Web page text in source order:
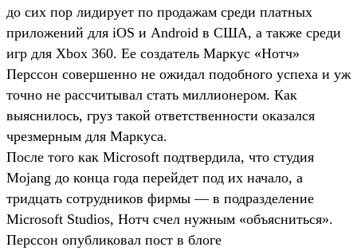
до сих пор лидирует по продажам среди платных
приложений для iOS и Android в США, а также среди
игр для Xbox 360. Ее создатель Маркус «Нотч»
Перссон совершенно не ожидал подобного успеха и уж
точно не рассчитывал стать миллионером. Как
выяснилось, груз такой ответственности оказался
чрезмерным для Маркуса.
После того как Microsoft подтвердила, что студия
Mojang до конца года перейдет под их начало, а
тридцать сотрудников фирмы — в подразделение
Microsoft Studios, Нотч счел нужным «объясниться».
Перссон опубликовал пост в блоге